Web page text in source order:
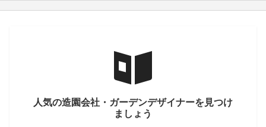
人気の造園会社・ガーデンデザイナーを見つけ
ましょう